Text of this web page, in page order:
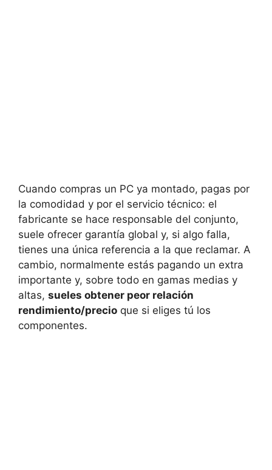
Cuando compras un PC ya montado, pagas por
la comodidad y por el servicio técnico: el
fabricante se hace responsable del conjunto,
suele ofrecer garantía global y, si algo falla,
tienes una única referencia a la que reclamar. A
cambio, normalmente estás pagando un extra
importante y, sobre todo en gamas medias y
altas, sueles obtener peor relación
rendimiento/precio que si eliges tú los
componentes.